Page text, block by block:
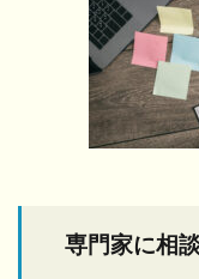
専門家に相